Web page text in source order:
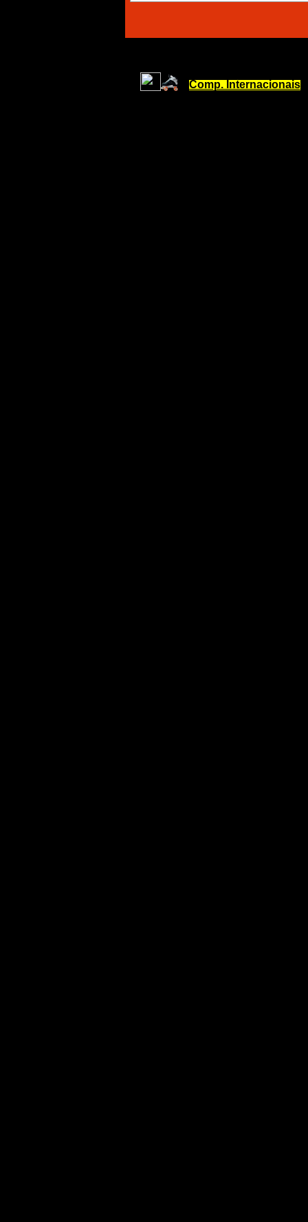
Comp. Internacionais